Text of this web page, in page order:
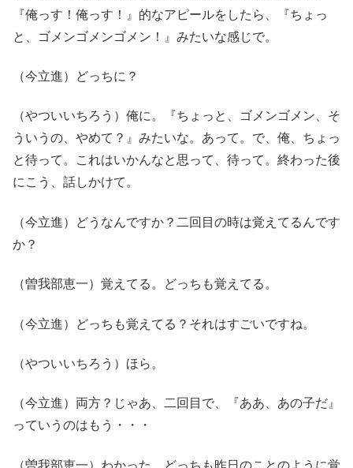
『俺っす！俺っす！』的なアピールをしたら、『ちょっ
と、ゴメンゴメンゴメン！』みたいな感じで。
（今立進）どっちに？
（やついいちろう）俺に。『ちょっと、ゴメンゴメン、そ
ういうの、やめて？』みたいな。あって。で、俺、ちょっ
と待って。これはいかんなと思って、待って。終わった後
にこう、話しかけて。
（今立進）どうなんですか？二回目の時は覚えてるんです
か？
（曽我部恵一）覚えてる。どっちも覚えてる。
（今立進）どっちも覚えてる？それはすごいですね。
（やついいちろう）ほら。
（今立進）両方？じゃあ、二回目で、『ああ、あの子だ』
っていうのはもう・・・
（曽我部恵一）わかった。どっちも昨日のことのように覚